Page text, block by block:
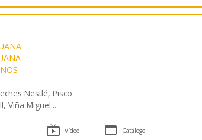
Nestlé, Pisco
Viña Miguel...
 Vídeo  Catálogo